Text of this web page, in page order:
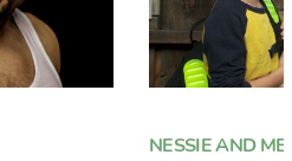
NESSIE AND ME